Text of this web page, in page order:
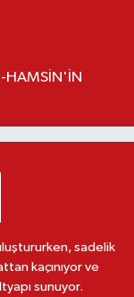
HAMSİN'İN
sadelik
kaçınıyor ve
sunuyor.